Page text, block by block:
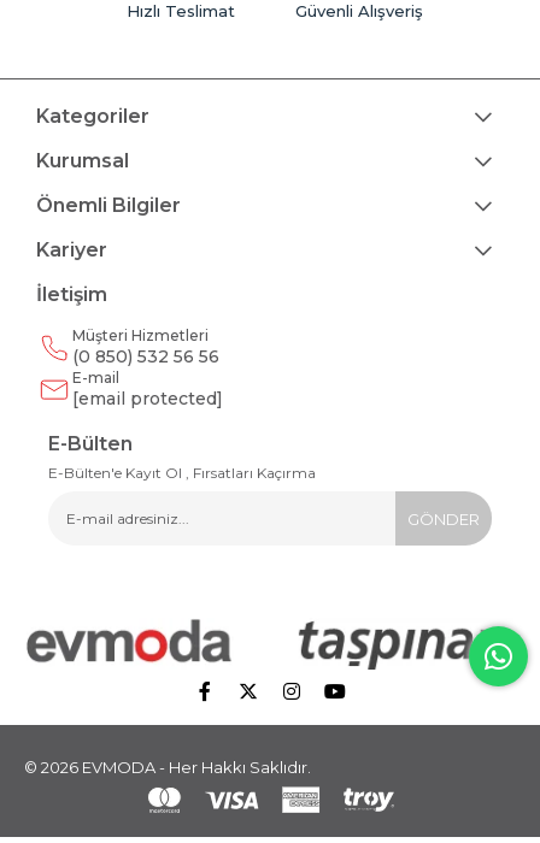
Hızlı Teslimat Güvenli Alışveriş
Kategoriler
Kurumsal
Önemli Bilgiler
Kariyer
İletişim
Müşteri Hizmetleri
(0 850) 532 56 56
E-mail
[email protected]
E-Bülten
E-Bülten'e Kayıt Ol , Fırsatları Kaçırma
GÖNDER
© 2026 EVMODA - Her Hakkı Saklıdır.